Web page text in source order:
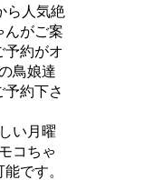
ら人気絶
んがご案
予約がオ
鳥娘達
予約下さ
い月曜
コちゃ
です。